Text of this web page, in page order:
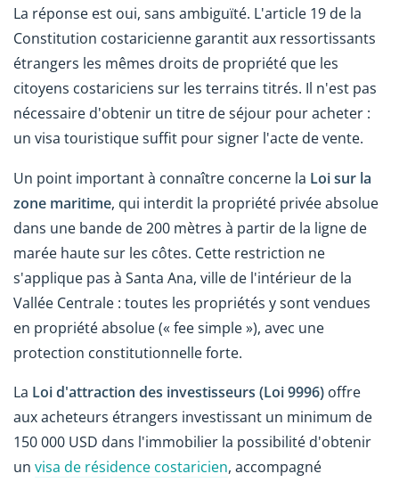
La réponse est oui, sans ambiguïté. L'article 19 de la
Constitution costaricienne garantit aux ressortissants
étrangers les mêmes droits de propriété que les
citoyens costariciens sur les terrains titrés. Il n'est pas
nécessaire d'obtenir un titre de séjour pour acheter :
un visa touristique suffit pour signer l'acte de vente.
Un point important à connaître concerne la Loi sur la
zone maritime, qui interdit la propriété privée absolue
dans une bande de 200 mètres à partir de la ligne de
marée haute sur les côtes. Cette restriction ne
s'applique pas à Santa Ana, ville de l'intérieur de la
Vallée Centrale : toutes les propriétés y sont vendues
en propriété absolue (« fee simple »), avec une
protection constitutionnelle forte.
La Loi d'attraction des investisseurs (Loi 9996) offre
aux acheteurs étrangers investissant un minimum de
150 000 USD dans l'immobilier la possibilité d'obtenir
un visa de résidence costaricien, accompagné